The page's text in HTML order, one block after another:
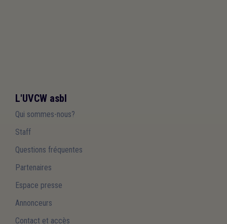
L'UVCW asbl
Qui sommes-nous?
Staff
Questions fréquentes
Partenaires
Espace presse
Annonceurs
Contact et accès